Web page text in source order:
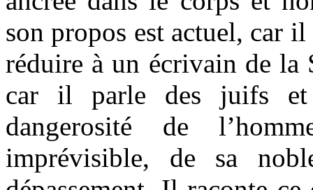
son propos est actuel, car
réduire à un écrivain de la
car il parle des juifs
dangerosité de
imprévisible, de sa